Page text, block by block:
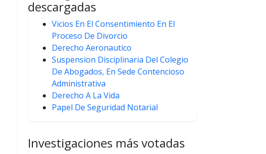
descargadas
Vicios En El Consentimiento En El
Proceso De Divorcio
Derecho Aeronautico
Suspension Disciplinaria Del Colegio
De Abogados, En Sede Contencioso
Administrativa
Derecho A La Vida
Papel De Seguridad Notarial
Investigaciones más votadas